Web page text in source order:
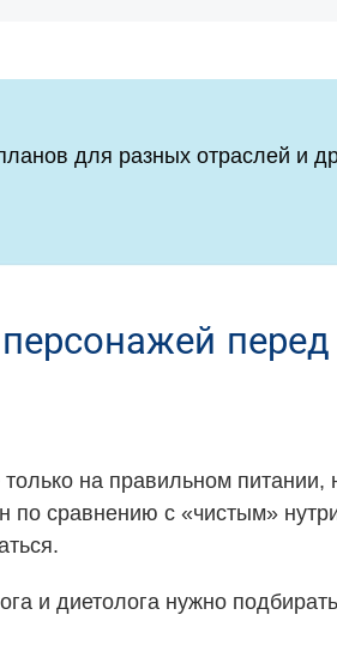
для разных отраслей и
на правильном
по сравнению с «чистым»
и диетолога нужно